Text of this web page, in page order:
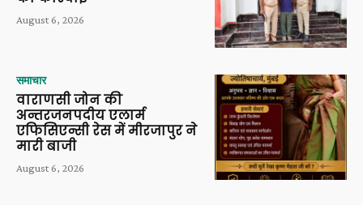
August 6, 2026
समाचार
वाराणसी जोन की
अन्तरजनपदीय एलार्म
एफिसिएन्सी रेस में मीरजापुर ने
मारी बाजी
August 6, 2026